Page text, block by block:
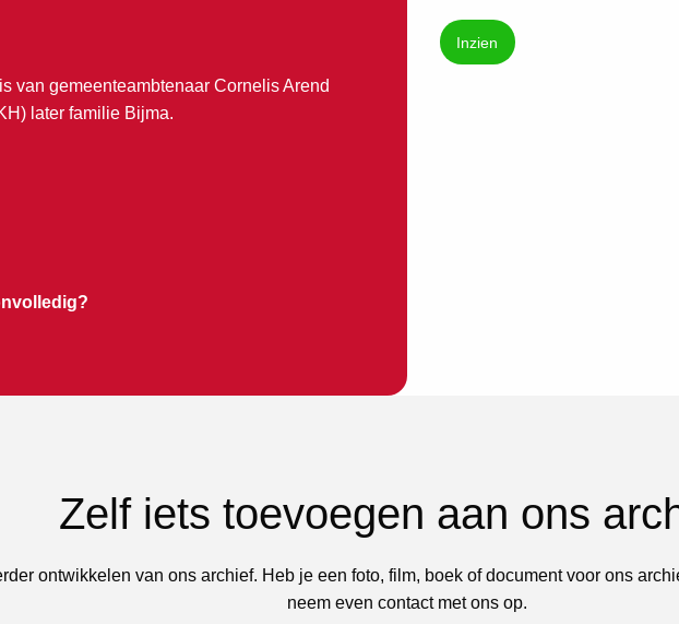
van gemeenteambtenaar Cornelis Arend
later familie Bijma.
Inzien
Zelf iets toevoegen aan ons
ontwikkelen van ons archief. Heb je een foto, film, boek of document voor ons
neem even contact met ons op.